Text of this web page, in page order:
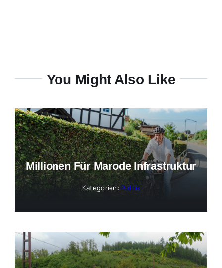
You Might Also Like
Millionen Für Marode Infrastruktur
Kategorien:Politik